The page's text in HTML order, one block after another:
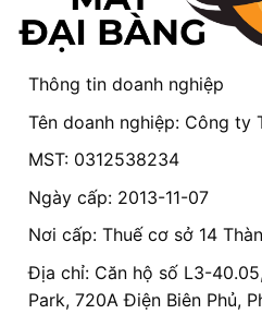
Thông tin doanh nghiệp
Tên doanh nghiệp: Công ty
MST: 0312538234
Ngày cấp: 2013-11-07
Nơi cấp: Thuế cơ sở 14
Địa chỉ: Căn hộ số L3-
Park, 720A Điện Biên Phủ,